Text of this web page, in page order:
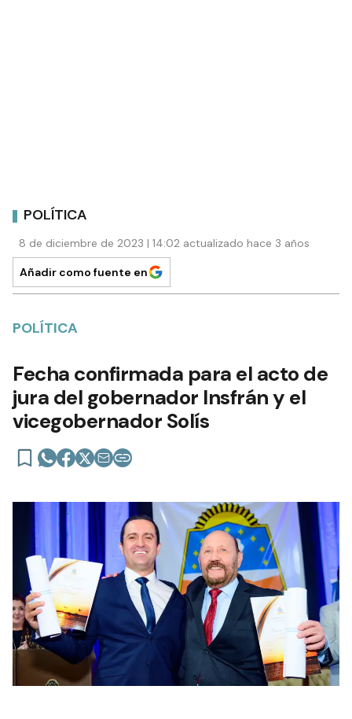
POLÍTICA
8 de diciembre de 2023 | 14:02 actualizado hace 3 años
Añadir como fuente en
POLÍTICA
Fecha confirmada para el acto de
jura del gobernador Insfrán y el
vicegobernador Solís